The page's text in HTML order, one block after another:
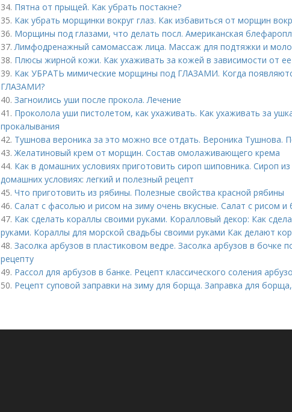
34. Пятна от прыщей. Как убрать постакне?
35. Как убрать морщинки вокруг глаз. Как избавиться от морщин
36. Морщины под глазами, что делать посл. Американская
37.Лимфодренажный самомассаж лица. Массаж для подтяжки и
38. Плюсы жирной кожи. Как ухаживать за кожей в зависимости от ее
39. Как УБРАТЬ мимические морщины под ГЛАЗАМИ. Когда
ГЛАЗАМИ?
40. Загноились уши после прокола. Лечение
41. Проколола уши пистолетом, как ухаживать. Как ухаживать за
прокалывания
42. Тушнова вероника за это можно все отдать. Вероника Тушнова.
43.Желатиновый крем от морщин. Состав омолаживающего крема
44. Как в домашних условиях приготовить сироп шиповника. Сироп
домашних условиях: легкий и полезный рецепт
45. Что приготовить из рябины. Полезные свойства красной рябины
46. Салат с фасолью и рисом на зиму очень вкусные. Салат с рисом и
47. Как сделать кораллы своими руками. Коралловый декор: Как
руками. Кораллы для морской свадьбы своими руками Как делают
48. Засолка арбузов в пластиковом ведре. Засолка арбузов в бочке
рецепту
49. Рассол для арбузов в банке. Рецепт классического соления
50. Рецепт суповой заправки на зиму для борща. Заправка для